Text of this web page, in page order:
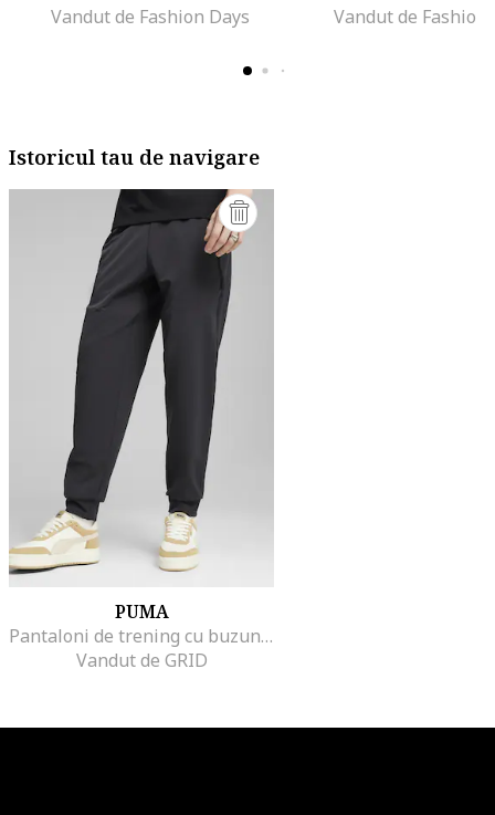
Vandut de Fashion Days
Vandut de Fashion
Istoricul tau de navigare
PUMA
Pantaloni de trening cu buzunare cu fermoar Tech, Gri inchis
Vandut de GRID